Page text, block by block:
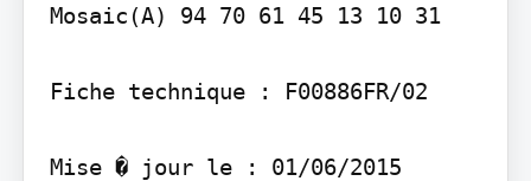
Mosaic(A) 94 70 61 45 13 10 31
Fiche technique : F00886FR/02
Mise � jour le : 01/06/2015